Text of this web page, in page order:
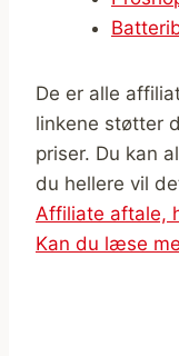
De er alle
linkene støtter
priser. Du kan
du hellere vil
Affiliate aftale,
Kan du læse